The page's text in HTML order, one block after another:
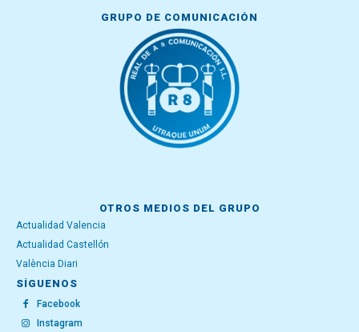
GRUPO DE COMUNICACIÓN
OTROS MEDIOS DEL GRUPO
Actualidad Valencia
Actualidad Castellón
València Diari
SÍGUENOS
Facebook
Instagram